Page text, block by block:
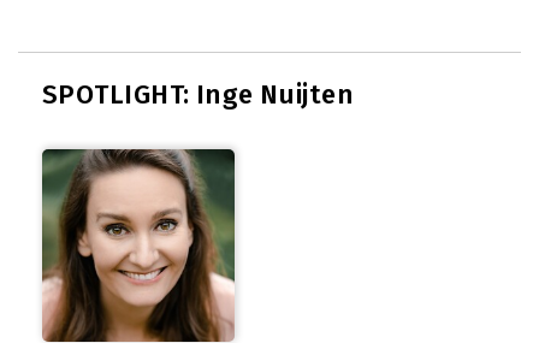
SPOTLIGHT: Inge Nuijten